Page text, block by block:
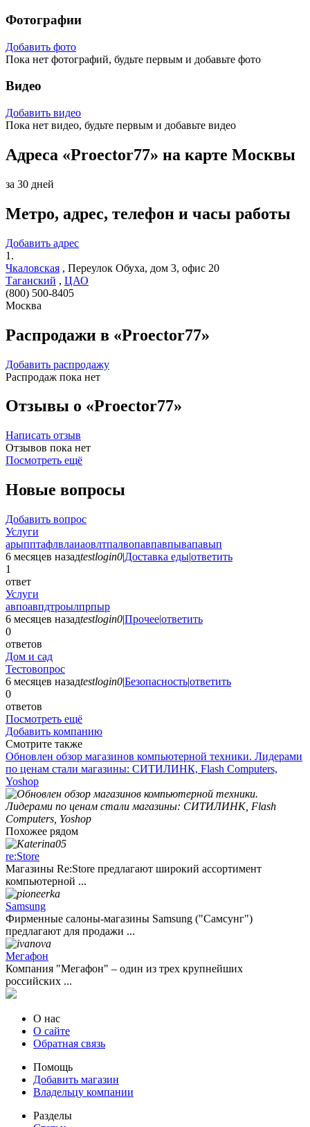
Фотографии
Добавить фото
Пока нет фотографий, будьте первым и добавьте фото
Видео
Добавить видео
Пока нет видео, будьте первым и добавьте видео
Адреса «Proector77» на карте Москвы
за 30 дней
Метро, адрес, телефон и часы работы
Добавить адрес
1.
Чкаловская , Переулок Обуха, дом 3, офис 20
Таганский , ЦАО
(800) 500-8405
Москва
Распродажи в «Proector77»
Добавить распродажу
Распродаж пока нет
Отзывы о «Proector77»
Написать отзыв
Отзывов пока нет
Посмотреть ещё
Новые вопросы
Добавить вопрос
Услуги
арыпптафлвлаиаовлтпалвопавпавпывапавып
6 месяцев назадtestlogin0|Доставка еды|ответить
1
ответ
Услуги
авпоавпдтроылпрпыр
6 месяцев назадtestlogin0|Прочее|ответить
0
ответов
Дом и сад
Тестовопрос
6 месяцев назадtestlogin0|Безопасность|ответить
0
ответов
Посмотреть ещё
Добавить компанию
Смотрите также
Обновлен обзор магазинов компьютерной техники. Лидерами
по ценам стали магазины: СИТИЛИНК, Flash Computers,
Yoshop
Похожее рядом
re:Store
Магазины Re:Store предлагают широкий ассортимент
компьютерной ...
Samsung
Фирменные салоны-магазины Samsung ("Самсунг")
предлагают для продажи ...
Мегафон
Компания "Мегафон" – один из трех крупнейших
российских ...
О нас
О сайте
Обратная связь
Помощь
Добавить магазин
Владельцу компании
Разделы